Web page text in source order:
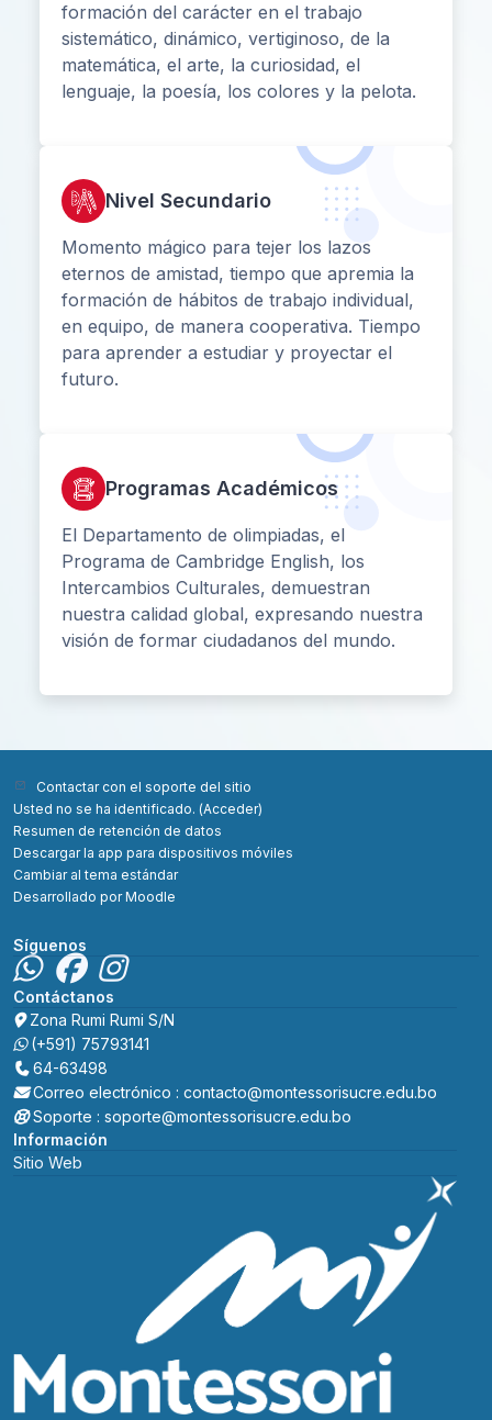
formación del carácter en el trabajo
sistemático, dinámico, vertiginoso, de la
matemática, el arte, la curiosidad, el
lenguaje, la poesía, los colores y la pelota.
Nivel Secundario
Momento mágico para tejer los lazos
eternos de amistad, tiempo que apremia la
formación de hábitos de trabajo individual,
en equipo, de manera cooperativa. Tiempo
para aprender a estudiar y proyectar el
futuro.
Programas Académicos
El Departamento de olimpiadas, el
Programa de Cambridge English, los
Intercambios Culturales, demuestran
nuestra calidad global, expresando nuestra
visión de formar ciudadanos del mundo.
Contactar con el soporte del sitio
Usted no se ha identificado. (Acceder)
Resumen de retención de datos
Descargar la app para dispositivos móviles
Cambiar al tema estándar
Desarrollado porMoodle
Información
Sitio Web
Contáctanos
Zona Rumi Rumi S/N
(+591) 75793141
64-63498
Correo electrónico : contacto@montessorisucre.edu.bo
Soporte : soporte@montessorisucre.edu.bo
Síguenos